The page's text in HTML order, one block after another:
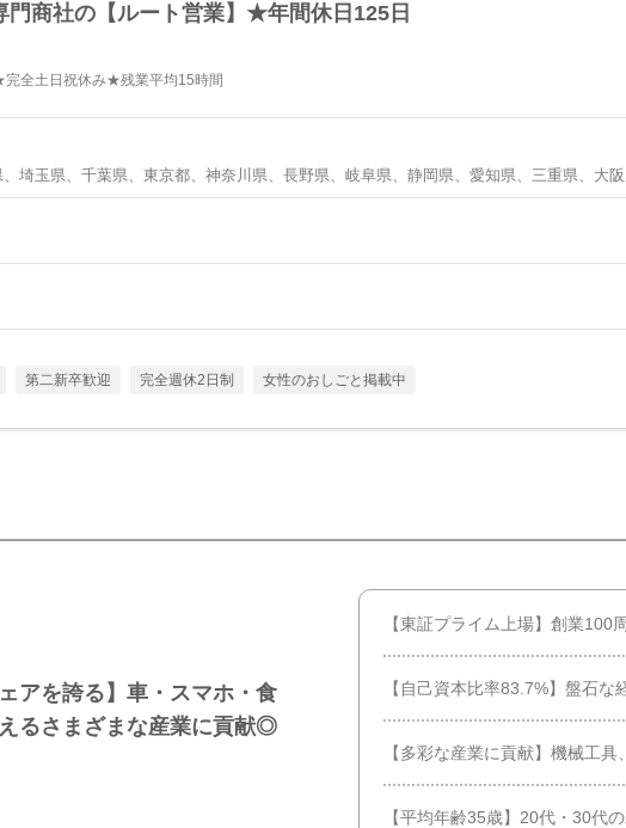
門商社の【ルート営業】★年間休日125日
全土日祝休み★残業平均15時間
埼玉県、千葉県、東京都、神奈川県、長野県、岐阜県、静岡県、愛知県、三重県、大
第二新卒歓迎 完全週休2日制 女性のおしごと掲載中
アを誇る】車・スマホ・食
るさまざまな産業に貢献◎
【東証プライム上場】創業100
【自己資本比率83.7%】盤石
【多彩な産業に貢献】機械工
【平均年齢35歳】20代・30代